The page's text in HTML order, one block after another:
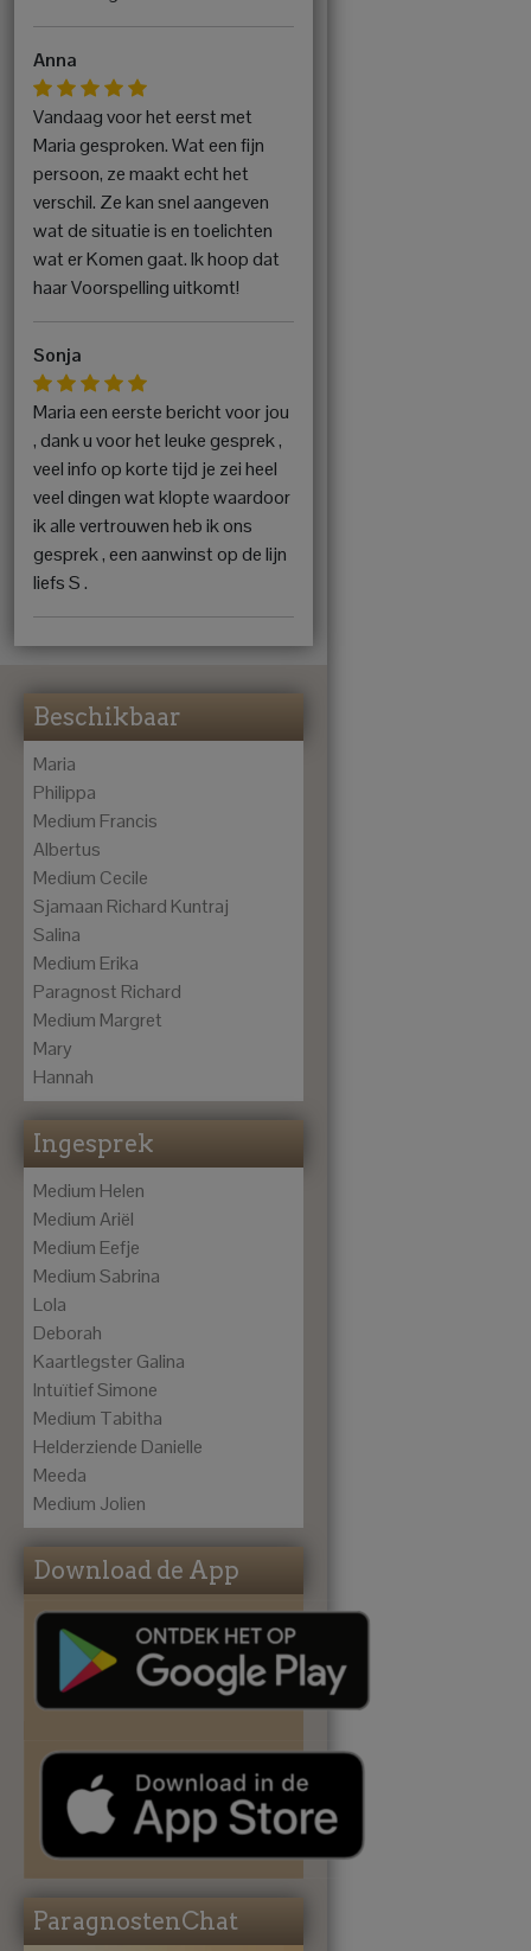
Anna
Vandaag voor het eerst met
Maria gesproken. Wat een fijn
persoon, ze maakt echt het
verschil. Ze kan snel aangeven
wat de situatie is en toelichten
wat er Komen gaat. Ik hoop dat
haar Voorspelling uitkomt!
Sonja
Maria een eerste bericht voor jou
, dank u voor het leuke gesprek ,
veel info op korte tijd je zei heel
veel dingen wat klopte waardoor
ik alle vertrouwen heb ik ons
gesprek , een aanwinst op de lijn
liefs S .
Beschikbaar
Maria
Philippa
Medium Francis
Albertus
Medium Cecile
Sjamaan Richard Kuntraj
Salina
Medium Erika
Paragnost Richard
Medium Margret
Mary
Hannah
Ingesprek
Medium Helen
Medium Ariël
Medium Eefje
Medium Sabrina
Lola
Deborah
Kaartlegster Galina
Intuïtief Simone
Medium Tabitha
Helderziende Danielle
Meeda
Medium Jolien
Download de App
ParagnostenChat